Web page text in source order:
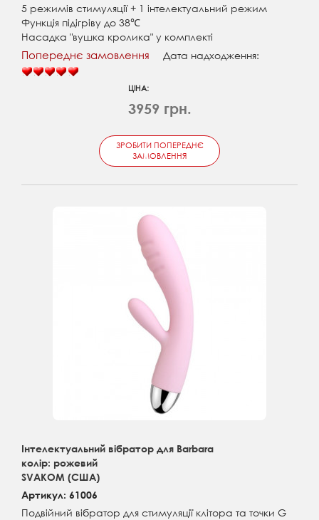
5 режимів стимуляції + 1 інтелектуальний режим
Функція підігріву до 38℃
Насадка "вушка кролика" у комплекті
Попереднє замовлення Дата надходження:
ЦІНА:
3959 грн.
ЗРОБИТИ ПОПЕРЕДНЄ
ЗАМОВЛЕННЯ
Інтелектуальний вібратор для Barbara
колір: рожевий
SVAKOM (США)
Артикул: 61006
Подвійний вібратор для стимуляції клітора та точки G